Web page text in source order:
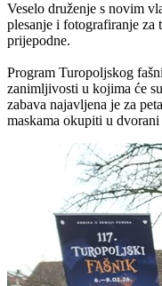
Veselo druženje s novim
plesanje i fotografiranje za
prijepodne.
Program Turopoljskog
zanimljivosti u kojima će
zabava najavljena je za
maskama okupiti u